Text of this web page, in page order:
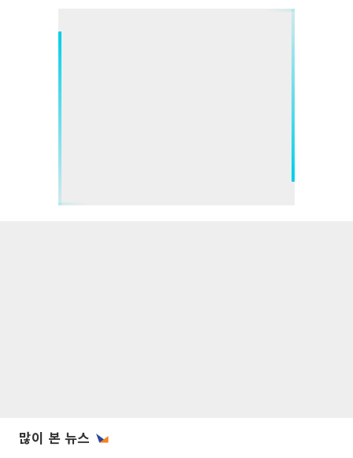
많이 본 뉴스